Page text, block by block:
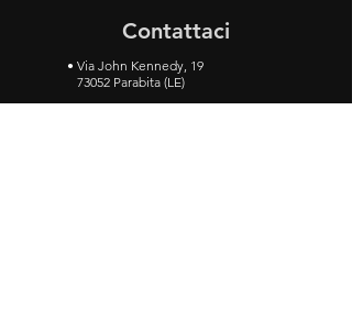
Contattaci
• Via John Kennedy, 19
73052 Parabita (LE)